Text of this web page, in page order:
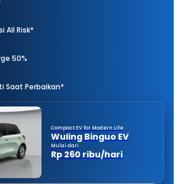
All Risk*
50%
Saat Perbaikan*
Compact EV for Modern Life
Wuling Binguo EV
Mulai dari
Rp 260 ribu/hari